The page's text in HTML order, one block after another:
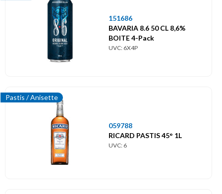
151686
BAVARIA 8.6 50 CL 8,6%
BOITE 4-Pack
UVC: 6X4P
Pastis / Anisette
059788
RICARD PASTIS 45° 1L
UVC: 6